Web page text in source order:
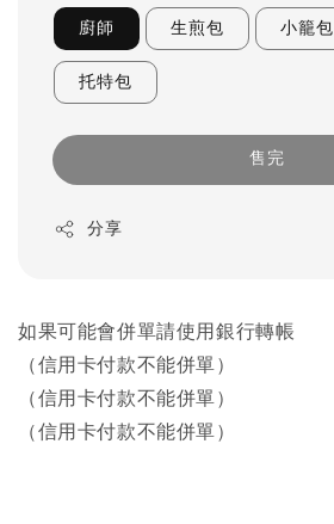
廚師 生煎包 小籠包
托特包
售完
分享
如果可能會併單請使用銀行轉帳
（信用卡付款不能併單）
（信用卡付款不能併單）
（信用卡付款不能併單）